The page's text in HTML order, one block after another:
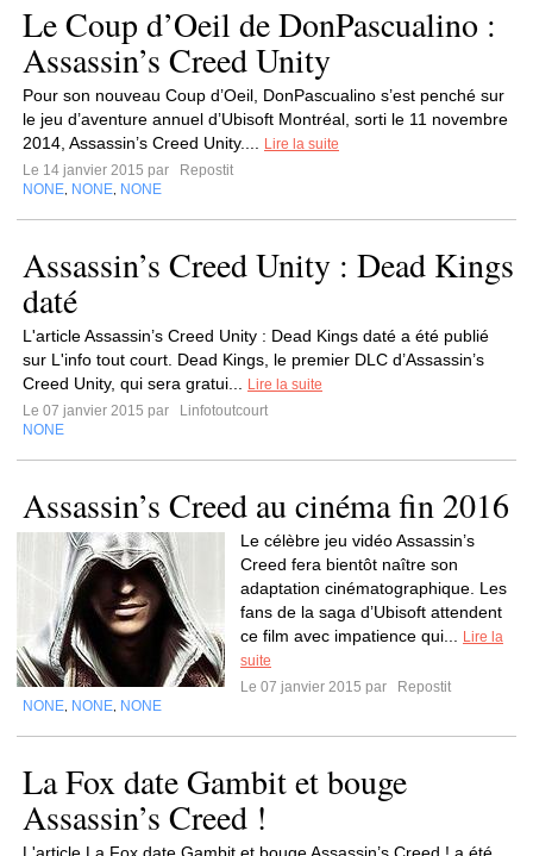
Le Coup d’Oeil de DonPascualino :
Assassin’s Creed Unity
Pour son nouveau Coup d’Oeil, DonPascualino s’est penché sur
le jeu d’aventure annuel d’Ubisoft Montréal, sorti le 11 novembre
2014, Assassin’s Creed Unity....
Lire la suite
Le 14 janvier 2015 par
Repostit
NONE NONE NONE
Assassin’s Creed Unity : Dead Kings
daté
L'article Assassin’s Creed Unity : Dead Kings daté a été publié
sur L'info tout court. Dead Kings, le premier DLC d’Assassin’s
Creed Unity, qui sera gratui...
Lire la suite
Le 07 janvier 2015 par
Linfotoutcourt
NONE
Assassin’s Creed au cinéma fin 2016
Le célèbre jeu vidéo Assassin’s
Creed fera bientôt naître son
adaptation cinématographique. Les
fans de la saga d’Ubisoft attendent
ce film avec impatience qui...
Lire la
suite
Le 07 janvier 2015 par
Repostit
NONE NONE NONE
La Fox date Gambit et bouge
Assassin’s Creed !